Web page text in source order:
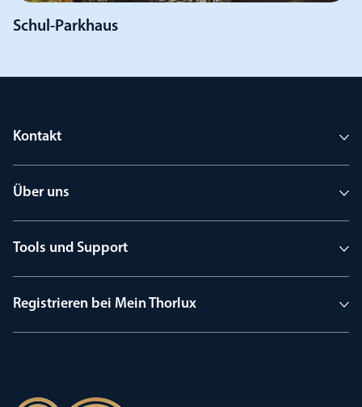
Schul-Parkhaus
Kontakt
Über uns
Tools und Support
Registrieren bei Mein Thorlux